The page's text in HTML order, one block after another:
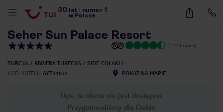
30 lat numer 1
w Polsce
32
Seher Sun Palace Resort
(1420 opinii)
TURCJA RIWIERA TURECKA
SIDE-COLAKLI
KOD HOTELU AYT41072 POKAŻ NA MAPIE
Ups, ta oferta nie jest dostępna.
Przygotowaliśmy dla Ciebie